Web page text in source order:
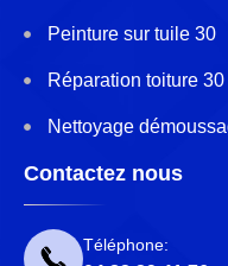
Peinture sur tuile 30
Réparation toiture 30
Nettoyage
Contactez nous
Téléphone: